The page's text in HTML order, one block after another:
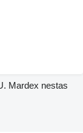
Mardex nestas